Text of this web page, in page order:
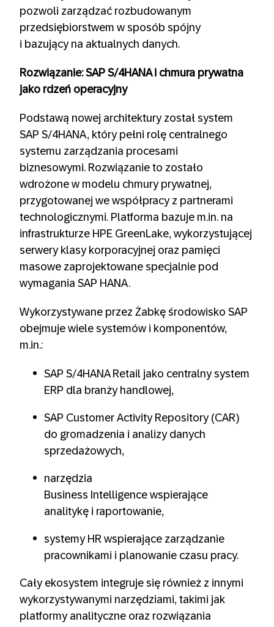
pozwoli zarządzać rozbudowanym
przedsiębiorstwem w sposób spójny
i bazujący na aktualnych danych.
Rozwiązanie: SAP S/4HANA i chmura prywatna
jako rdzeń operacyjny
Podstawą nowej architektury został system
SAP S/4HANA, który pełni rolę centralnego
systemu zarządzania procesami
biznesowymi. Rozwiązanie to zostało
wdrożone w modelu chmury prywatnej,
przygotowanej we współpracy z partnerami
technologicznymi. Platforma bazuje m.in. na
infrastrukturze HPE GreenLake, wykorzystującej
serwery klasy korporacyjnej oraz pamięci
masowe zaprojektowane specjalnie pod
wymagania SAP HANA.
Wykorzystywane przez Żabkę środowisko SAP
obejmuje wiele systemów i komponentów,
m.in.:
SAP S/4HANA Retail jako centralny system
ERP dla branży handlowej,
SAP Customer Activity Repository (CAR)
do gromadzenia i analizy danych
sprzedażowych,
narzędzia
Business Intelligence wspierające
analitykę i raportowanie,
systemy HR wspierające zarządzanie
pracownikami i planowanie czasu pracy.
Cały ekosystem integruje się również z innymi
wykorzystywanymi narzędziami, takimi jak
platformy analityczne oraz rozwiązania